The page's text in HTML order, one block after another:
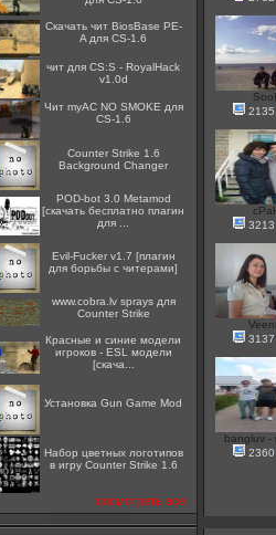
Скачать чит BiosBase PE-
A для CS-1.6
чит для CS:S - RoyalHack
v1.0d
Чит myAC NO SMOKE для
CS-1.6
Counter Strike 1.6
Background Changer
POD-bot 3.0 Metamod
[скачать бесплатно плагин
для ...
Evil-Fucker v1.7 [плагин
для борьбы с читерами]
www.cobra.lv sprays для
Counter Strike
Красные и синие модели
игроков - ESL модели
[скача...
Установка Gun Game Mod
Набор цветных логотипов
в игру Counter Strike 1.6
посмотреть все
2135
3213
3137
bangluv -
2360